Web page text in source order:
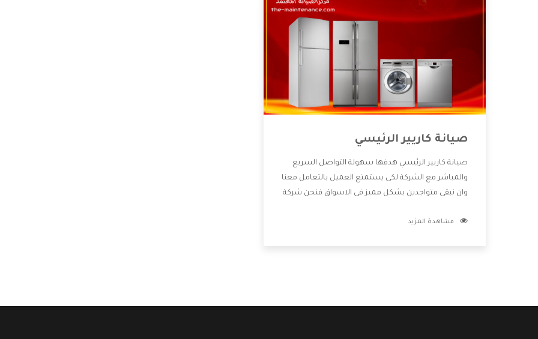
صيانة كاريير الرئيسي
صيانة كاريير الرئيسي هدفها سهولة التواصل السريع
والمباشر مع الشركة لكى يستمتع العميل بالتعامل معنا
وان نبقى متواجدين بشكل مميز فى الاسواق فنحن شركة
بالخدمات التى تنفرد الشركة بها والتى تكون منها خدمة
مشاهدة المزيد